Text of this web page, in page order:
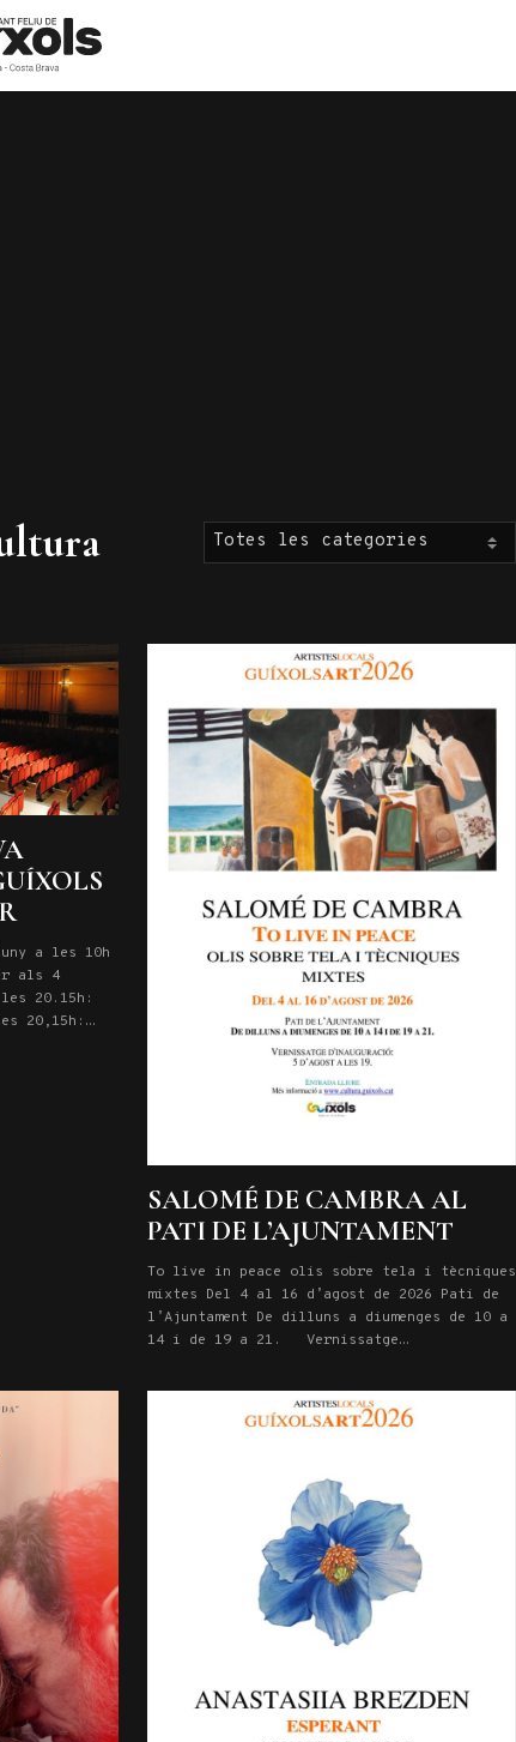
a les 10h
als 4
20.15h:
20,15h:
SALOMÉ DE CAMBRA AL
PATI DE L’AJUNTAMENT
To live in peace olis sobre tela i tècniques
mixtes Del 4 al 16 d’agost de 2026 Pati de
l’Ajuntament De dilluns a diumenges de 10 a
14 i de 19 a 21. Vernissatge
lliure